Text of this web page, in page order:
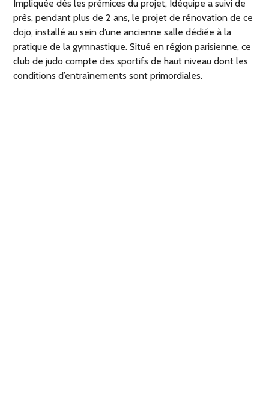
Impliquée dès les prémices du projet, Idéquipe a suivi de
près, pendant plus de 2 ans, le projet de rénovation de ce
dojo, installé au sein d’une ancienne salle dédiée à la
pratique de la gymnastique. Situé en région parisienne, ce
club de judo compte des sportifs de haut niveau dont les
conditions d’entraînements sont primordiales.